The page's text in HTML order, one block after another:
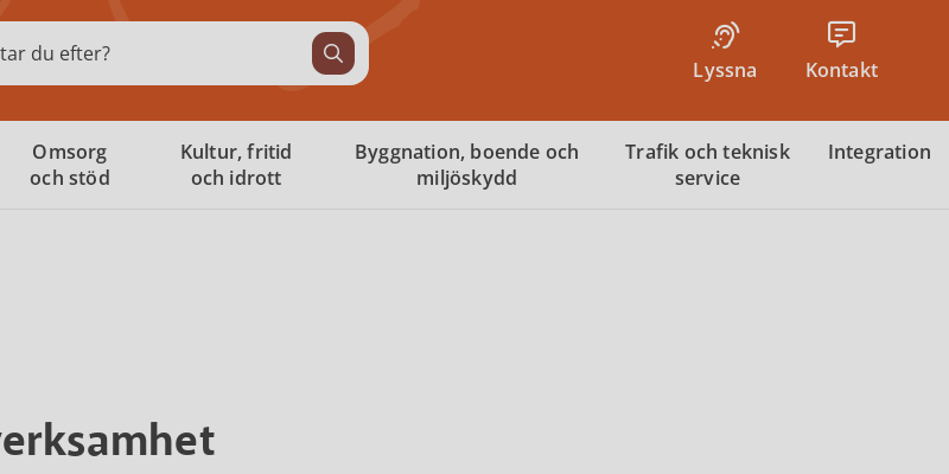
Lyssna Kontakt
Omsorg
och stöd
Kultur, fritid
och idrott
Byggnation, boende och
miljöskydd
Trafik och teknisk
service
Integration